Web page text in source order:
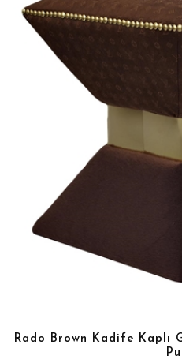
Rado Brown Kadife Kaplı